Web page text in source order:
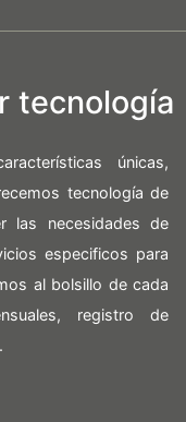
tecnología
únicas,
tecnología de
las necesidades de
especificos para
al bolsillo de cada
registro de